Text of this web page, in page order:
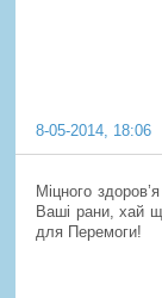
8-05-2014, 18:06
Міцного
Ваші рани, хай
для Перемоги!